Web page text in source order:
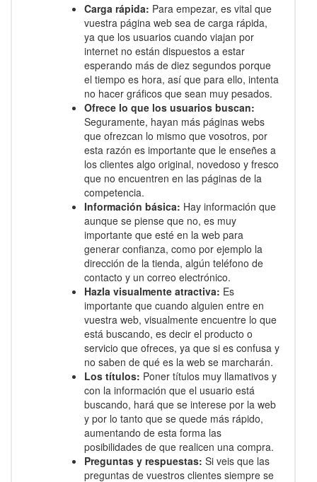
Carga rápida: Para empezar, es vital que
vuestra página web sea de carga rápida,
ya que los usuarios cuando viajan por
internet no están dispuestos a estar
esperando más de diez segundos porque
el tiempo es hora, así que para ello, intenta
no hacer gráficos que sean muy pesados.
Ofrece lo que los usuarios buscan:
Seguramente, hayan más páginas webs
que ofrezcan lo mismo que vosotros, por
esta razón es importante que le enseñes a
los clientes algo original, novedoso y fresco
que no encuentren en las páginas de la
competencia.
Información básica: Hay información que
aunque se piense que no, es muy
importante que esté en la web para
generar confianza, como por ejemplo la
dirección de la tienda, algún teléfono de
contacto y un correo electrónico.
Hazla visualmente atractiva: Es
importante que cuando alguien entre en
vuestra web, visualmente encuentre lo que
está buscando, es decir el producto o
servicio que ofreces, ya que si es confusa y
no saben de qué es la web se marcharán.
Los títulos: Poner títulos muy llamativos y
con la información que el usuario está
buscando, hará que se interese por la web
y por lo tanto que se quede más rápido,
aumentando de esta forma las
posibilidades de que realicen una compra.
Preguntas y respuestas: Si veis que las
preguntas de vuestros clientes siempre se